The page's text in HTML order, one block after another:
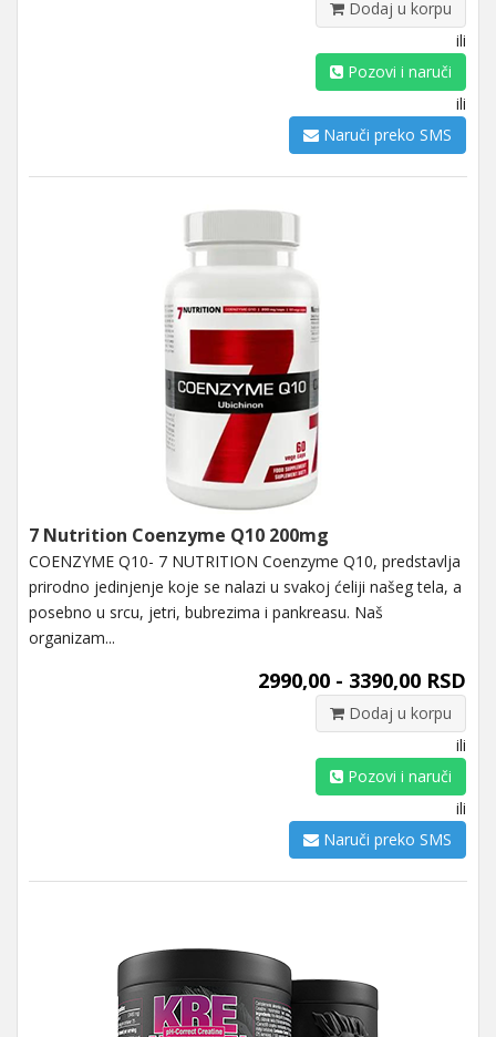
Dodaj u korpu
ili
Pozovi i naruči
ili
Naruči preko SMS
7 Nutrition Coenzyme Q10 200mg
COENZYME Q10- 7 NUTRITION Coenzyme Q10, predstavlja
prirodno jedinjenje koje se nalazi u svakoj ćeliji našeg tela, a
posebno u srcu, jetri, bubrezima i pankreasu. Naš
organizam...
2990,00 - 3390,00 RSD
Dodaj u korpu
ili
Pozovi i naruči
ili
Naruči preko SMS